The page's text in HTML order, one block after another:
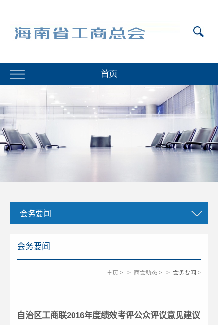
首页
会务要闻
会务要闻
主页 > > 商会动态 > > 会务要闻 >
自治区工商联2016年度绩效考评公众评议意见建议